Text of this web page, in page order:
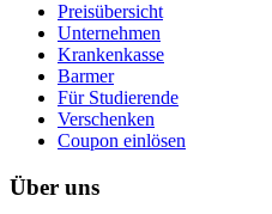
Preisübersicht
Unternehmen
Krankenkasse
Barmer
Für Studierende
Ver­schen­ken
Coupon einlösen
Über uns